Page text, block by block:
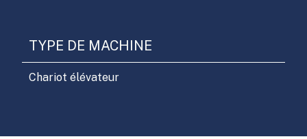
TYPE DE MACHINE
Chariot élévateur